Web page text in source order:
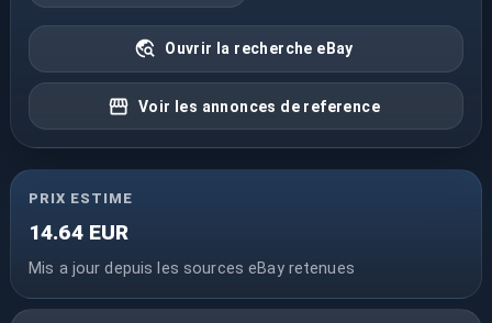
Ouvrir la recherche eBay
Voir les annonces de reference
PRIX ESTIME
14.64 EUR
Mis a jour depuis les sources eBay retenues